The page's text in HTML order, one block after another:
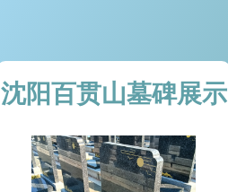
沈阳百贯山墓碑展示